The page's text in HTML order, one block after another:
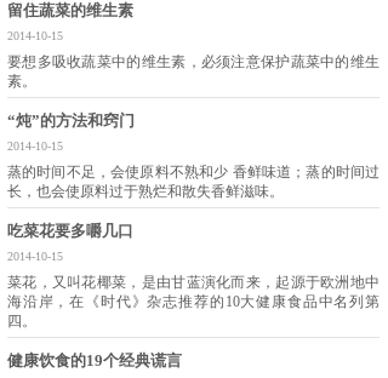
留住蔬菜的维生素
2014-10-15
要想多吸收蔬菜中的维生素，必须注意保护蔬菜中的维生
素。
“炖”的方法和窍门
2014-10-15
蒸的时间不足，会使原料不熟和少 香鲜味道；蒸的时间过
长，也会使原料过于熟烂和散失香鲜滋味。
吃菜花要多嚼几口
2014-10-15
菜花，又叫花椰菜，是由甘蓝演化而来，起源于欧洲地中
海沿岸，在《时代》杂志推荐的10大健康食品中名列第
四。
健康饮食的19个经典谎言